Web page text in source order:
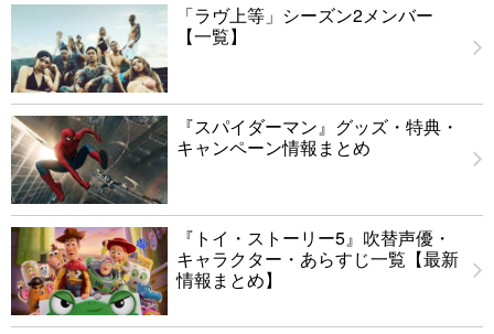
「ラヴ上等」シーズン2メンバー
【一覧】
『スパイダーマン』グッズ・特典・
キャンペーン情報まとめ
『トイ・ストーリー5』吹替声優・
キャラクター・あらすじ一覧【最新
情報まとめ】